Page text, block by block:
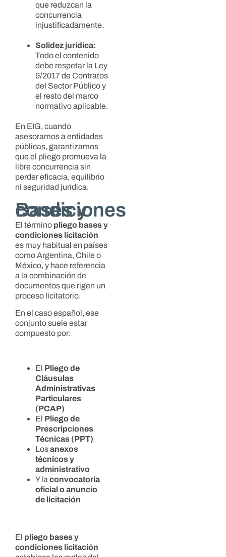
que reduzcan la
concurrencia
injustificadamente.
Solidez jurídica:
Todo el contenido
debe respetar la Ley
9/2017 de Contratos
del Sector Público y
el resto del marco
normativo aplicable.
En EIG, cuando
asesoramos a entidades
públicas, garantizamos
que el pliego promueva la
libre concurrencia sin
perder eficacia, equilibrio
ni seguridad jurídica.
Bases y condiciones
El término pliego bases y
condiciones licitación
es muy habitual en países
como Argentina, Chile o
México, y hace referencia
a la combinación de
documentos que rigen un
proceso licitatorio.
En el caso español, ese
conjunto suele estar
compuesto por:
El Pliego de
Cláusulas
Administrativas
Particulares
(PCAP)
El Pliego de
Prescripciones
Técnicas (PPT)
Losanexos
técnicos y
administrativo
Y la convocatoria
oficial o anuncio
de licitación
El pliego bases y
condiciones licitación